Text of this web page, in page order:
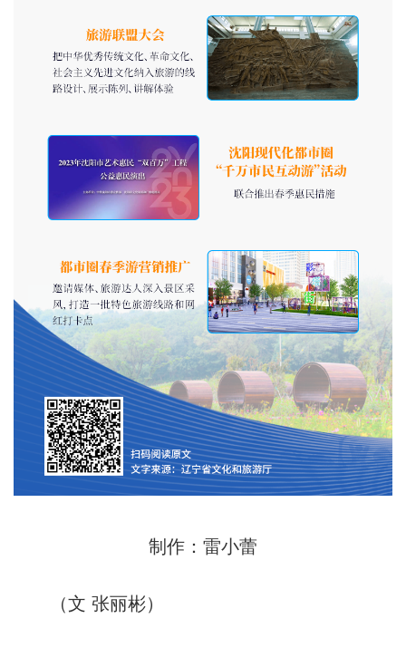
制作：雷小蕾
（文 张丽彬）